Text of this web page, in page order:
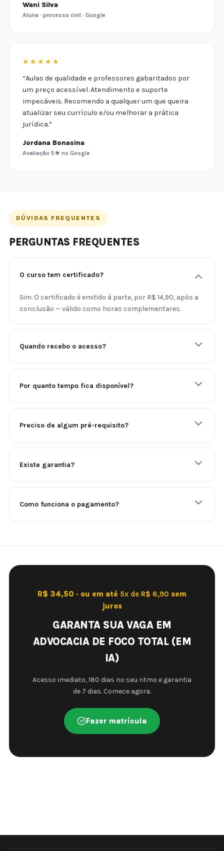
Wani Silva
Aluna · processo civil · Google
★★★★★
“Aulas de qualidade e professores gabaritados por
um preço acessível. Atendimento e suporte
impecáveis. Recomendo a qualquer um que queira
atualizar seu currículo e/ou melhorar a prática
jurídica.”
Jordana Bonasina
Avaliação 5★ no Google
DÚVIDAS FREQUENTES
PERGUNTAS FREQUENTES
O curso tem certificado?
Sim. O certificado é emitido à parte, por R$ 14,90, após a
conclusão — válido como horas complementares.
Quando recebo o acesso?
Por quanto tempo fica disponível?
Preciso de algum pré-requisito?
Existe garantia?
Como funciona o pagamento?
R$ 34,50 · ou em até 5x de R$ 6,90 sem
juros
GARANTA SUA VAGA EM
ADVOCACIA DE FOCO TOTAL (EM
IA)
Acesso imediato, 180 dias no seu ritmo e garantia
de 7 dias. Comece agora.
Fazer matrícula